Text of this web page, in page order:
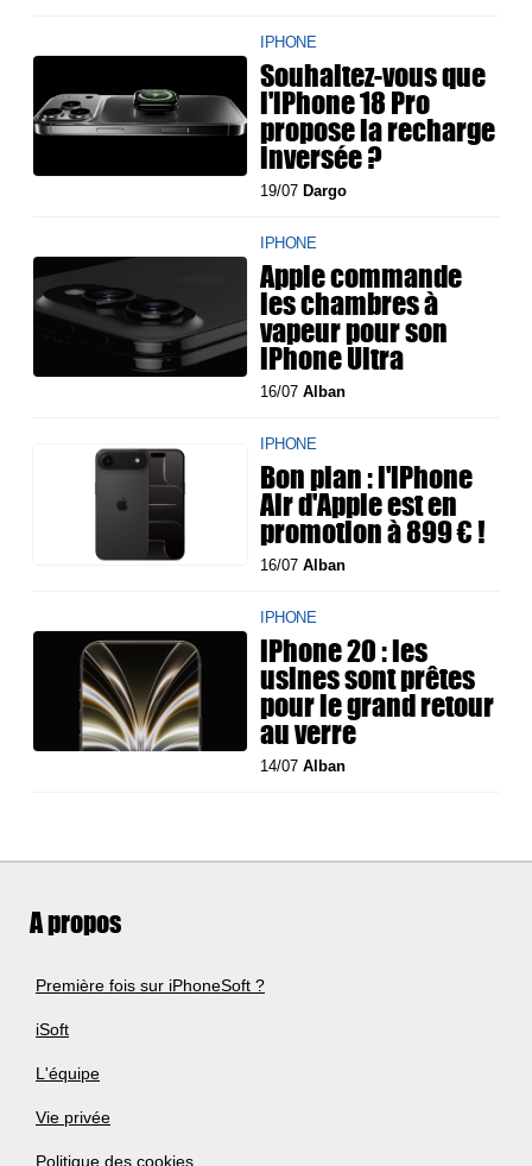
IPHONE
Souhaitez-vous que
l'iPhone 18 Pro
propose la recharge
inversée ?
19/07 Dargo
IPHONE
Apple commande
les chambres à
vapeur pour son
iPhone Ultra
16/07Alban
IPHONE
Bon plan : l'iPhone
Air d'Apple est en
promotion à 899 € !
16/07Alban
IPHONE
iPhone 20 : les
usines sont prêtes
pour le grand retour
au verre
14/07Alban
A propos
Première fois sur iPhoneSoft ?
iSoft
L'équipe
Vie privée
Politique des cookies